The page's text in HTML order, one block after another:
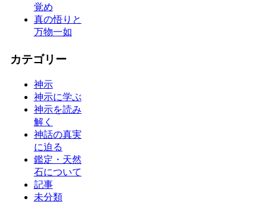
覚め
真の悟りと
万物一如
カテゴリー
神示
神示に学ぶ
神示を読み
解く
神話の真実
に迫る
鑑定・天然
石について
記事
未分類